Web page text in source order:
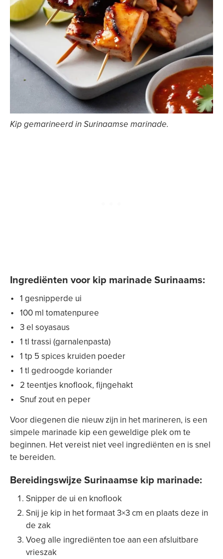
Kip gemarineerd in Surinaamse marinade.
Ingrediënten voor kip marinade Surinaams:
1 gesnipperde ui
100 ml tomatenpuree
3 el soyasaus
1 tl trassi (garnalenpasta)
1 tp 5 spices kruiden poeder
1 tl gedroogde koriander
2 teentjes knoflook, fijngehakt
Snuf zout en peper
Voor diegenen die nieuw zijn in het marineren, is een
simpele marinade kip een geweldige plek om te
beginnen. Het vereist niet veel ingrediënten en is snel
te bereiden.
Bereidingswijze Surinaamse kip marinade:
Snipper de ui en knoflook
Snij je kip in het formaat 3×3 cm en plaats deze in
de zak
Voeg alle ingrediënten toe aan een afsluitbare
vrieszak